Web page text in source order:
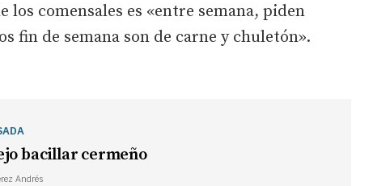
los comensales es «entre semana, piden
fin de semana son de carne y chuletón».
bacillar cermeño
Andrés